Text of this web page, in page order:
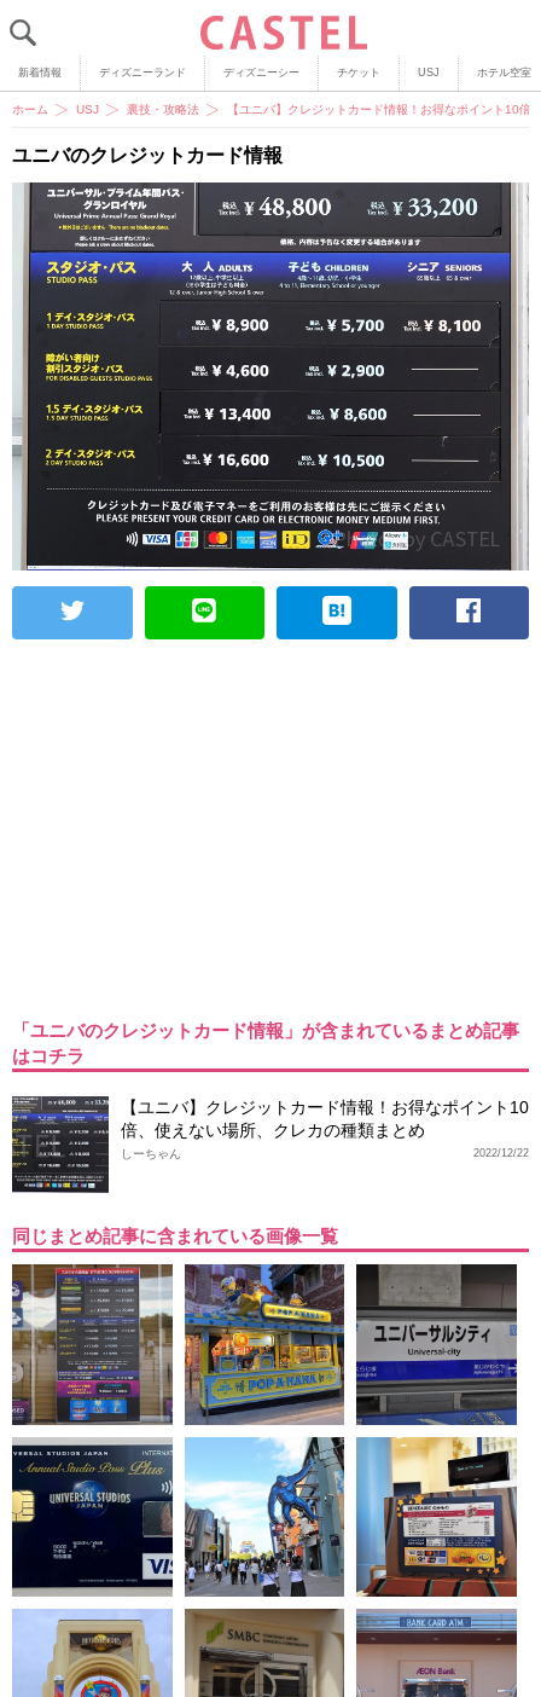
新着情報 ディズニーランド ディズニーシー チケット USJ ホテル空室
ホーム USJ 裏技・攻略法 【ユニバ】クレジットカード情報！お得なポイント10倍
ユニバのクレジットカード情報
「ユニバのクレジットカード情報」が含まれているまとめ記事
はコチラ
【ユニバ】クレジットカード情報！お得なポイント10
倍、使えない場所、クレカの種類まとめ
2022/12/22
しーちゃん
同じまとめ記事に含まれている画像一覧